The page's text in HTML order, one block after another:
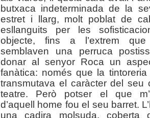
butxaca indeterminada de la
estret i llarg, molt poblat de
esllanguits per les
objecte, fins a l’extrem que
semblaven una perruca
donar al senyor Roca un
fanàtica: només que la
transmutava el caràcter del
teatre. Però potser el que
d’aquell home fou el seu barret.
una cadira molsuda, coberta